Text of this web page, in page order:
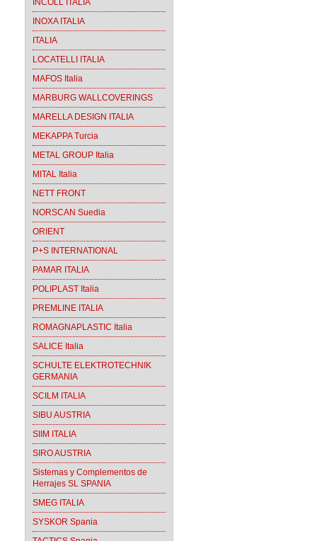
INCOLL ITALIA
INOXA ITALIA
ITALIA
LOCATELLI ITALIA
MAFOS Italia
MARBURG WALLCOVERINGS
MARELLA DESIGN ITALIA
MEKAPPA Turcia
METAL GROUP Italia
MITAL Italia
NETT FRONT
NORSCAN Suedia
ORIENT
P+S INTERNATIONAL
PAMAR ITALIA
POLIPLAST Italia
PREMLINE ITALIA
ROMAGNAPLASTIC Italia
SALICE Italia
SCHULTE ELEKTROTECHNIK
GERMANIA
SCILM ITALIA
SIBU AUSTRIA
SIIM ITALIA
SIRO AUSTRIA
Sistemas y Complementos de
Herrajes SL SPANIA
SMEG ITALIA
SYSKOR Spania